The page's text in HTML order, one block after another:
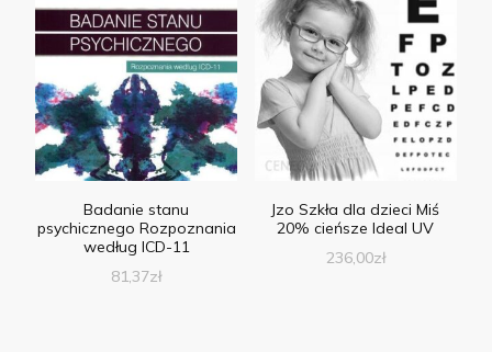
Badanie stanu
psychicznego Rozpoznania
według ICD-11
81,37zł
Jzo Szkła dla dzieci Miś
20% cieńsze Ideal UV
236,00zł